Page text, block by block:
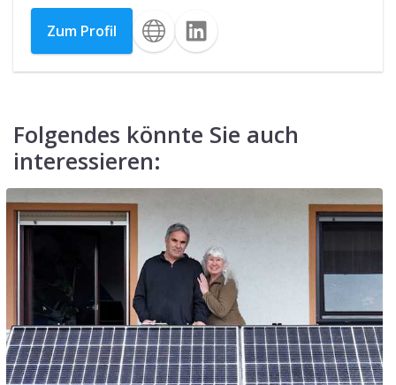
Ab wann rentiert sich ein Balkonkraftwerk?